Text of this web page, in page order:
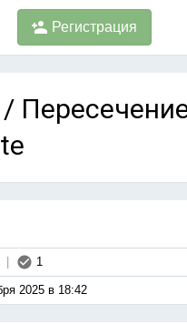
Регистрация
1
2025 в 18:42